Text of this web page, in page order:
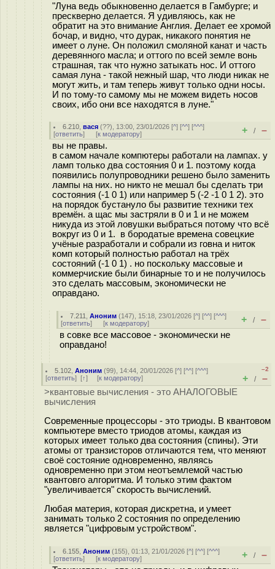
"Луна ведь обыкновенно делается в Гамбурге; и
прескверно делается. Я удивляюсь, как не
обратит на это внимание Англия. Делает ее хромой
бочар, и видно, что дурак, никакого понятия не
имеет о луне. Он положил смоляной канат и часть
деревянного масла; и оттого по всей земле вонь
страшная, так что нужно затыкать нос. И оттого
самая луна - такой нежный шар, что люди никак не
могут жить, и там теперь живут только одни носы.
И по тому-то самому мы не можем видеть носов
своих, ибо они все находятся в луне."
6.210 ,вася (??), 13:00, 23/01/2026 [^] [^^] [^^^]
[ответить] [к модератору] + / –
вы не правы.
в самом начале компютеры работали на лампах. у
ламп только два состояния 0 и 1. поэтому когда
появились полупроводники решено было заменить
лампы на них. но никто не мешал бы сделать три
состояния (-1 0 1) или например 5 (-2 -1 0 1 2). это
на порядок бустануло бы развитие техники тех
времён. а щас мы застряли в 0 и 1 и не можем
никуда из этой ловушки выбраться потому что всё
вокруг из 0 и 1. в бородатые времена совецкие
учёные разработали и собрали из говна и ниток
комп который полностью работал на трёх
состояний (-1 0 1) . но поскольку массовые и
коммерчиские были бинарные то и не получилось
это сделать массовым, экономически не
оправдано.
7.211 ,Аноним (147), 15:18, 23/01/2026 [^] [^^] [^^^]
[ответить] [к модератору] + / –
в совке все массовое - экономически не
оправдано!
5.102 ,Аноним (99), 14:44, 20/01/2026 [^] [^^] [^^^]
[ответить] [↑] [к модератору]
–2
+ / –
>квантовые вычисления - это АНАЛОГОВЫЕ
вычисления
Современные процессоры - это триоды. В квантовом
компьютере вместо триодов атомы, каждая из
которых имеет только два состояния (спины). Эти
атомы от транзисторов отличаются тем, что меняют
своё состояние одновременно, являясь
одновременно при этом неотъемлемой частью
квантовго алгоритма. И только этим фактом
"увеличивается" скорость вычислений.
Любая материя, которая дискретна, и умеет
занимать только 2 состояния по определению
является "цифровым устройством".
6.155 ,Аноним (155), 01:13, 21/01/2026 [^] [^^] [^^^]
[ответить] [к модератору] + / –